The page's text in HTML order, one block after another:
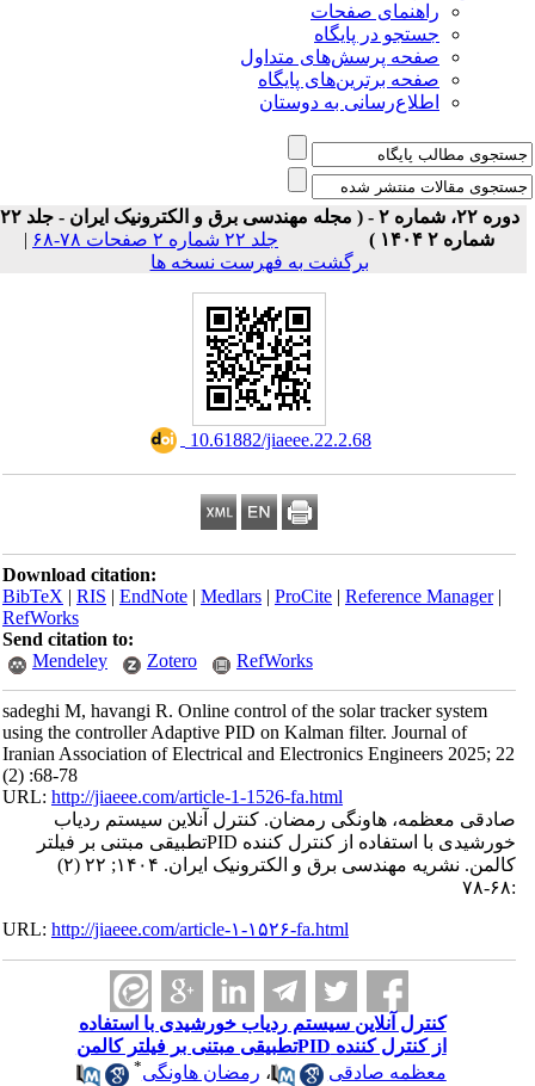
راهنمای صفحات
جستجو در پایگاه
صفحه پرسش‌های متداول
صفحه برترین‌های پایگاه
اطلاع‌رسانی به دوستان
دوره ۲۲، شماره ۲ - ( مجله مهندسی برق و الکترونیک ایران - جلد ۲۲
شماره ۲ ۱۴۰۴ )
جلد ۲۲ شماره ۲ صفحات ۷۸-۶۸
|
برگشت به فهرست نسخه ها
‎ 10.61882/jiaeee.22.2.68
Download citation:
BibTeX|RIS|EndNote|Medlars|ProCite|Reference Manager
RefWorks
Send citation to:
Mendeley
Zotero RefWorks
sadeghi M, havangi R. Online control of the solar tracker system
using the controller Adaptive PID on Kalman filter. Journal of
Iranian Association of Electrical and Electronics Engineers 2025; 22
(2) :68-78
URL:http://jiaeee.com/article-1-1526-fa.html
صادقی معظمه، هاونگی رمضان. کنترل آنلاین سیستم ردیاب
خورشیدی با استفاده از کنترل کننده PIDتطبیقی مبتنی بر فیلتر
کالمن. نشریه مهندسی برق و الکترونیک ایران. ۱۴۰۴; ۲۲ (۲)
URL:http://jiaeee.com/article-۱-۱۵۲۶-fa.html
کنترل آنلاین سیستم ردیاب خورشیدی با استفاده
از کنترل کننده PIDتطبیقی مبتنی بر فیلتر کالمن
معظمه صادقی
،رمضان هاونگی